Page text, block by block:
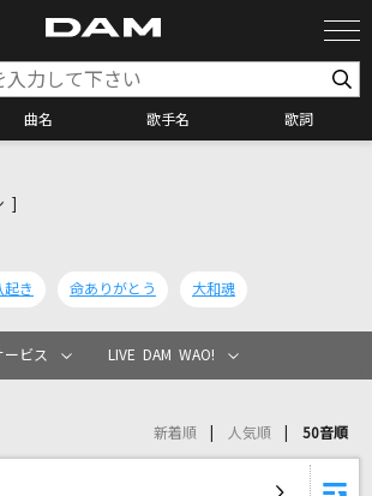
曲名 歌手名 歌詞
カラオケリクエスト
タイムで歌われている曲の一覧
]
起き 命ありがとう 大和魂
ービス LIVE DAM WAO!
新着順 人気順 50音順